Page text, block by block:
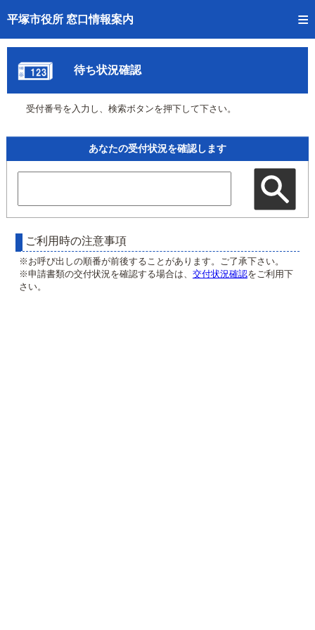
平塚市役所 窓口情報案内
トップページへ
ご利用方法
事前予約
予約状況確認
待ち状況確認
交付状況確認
混雑予想カレンダー
待ち状況確認
受付番号を入力し、検索ボタンを押下して下さい。
あなたの受付状況を確認します
ご利用時の注意事項
※お呼び出しの順番が前後することがあります。ご了承下さい。
※申請書類の交付状況を確認する場合は、 交付状況確認をご利用下
さい。